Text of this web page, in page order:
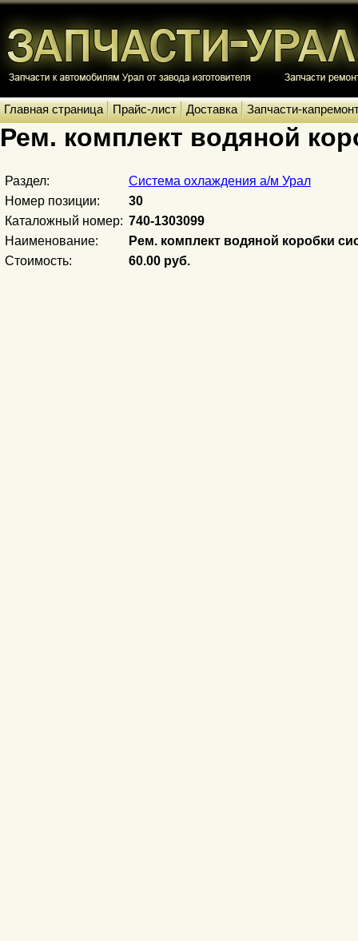
Главная страница Прайс-лист Доставка Запчасти-
Рем. комплект водяной
Раздел:
Система охлаждения а/м Урал
Номер позиции:
30
Каталожный номер: 740-1303099
Наименование:
Рем. комплект водяной коробки
Стоимость:
60.00 руб.